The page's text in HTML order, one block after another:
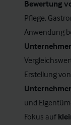
Bewertung
Pflege,
Anwendung
Erstellung von
und
Fokus auf